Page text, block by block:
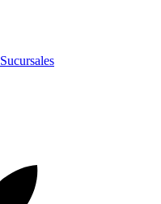
Sucursales